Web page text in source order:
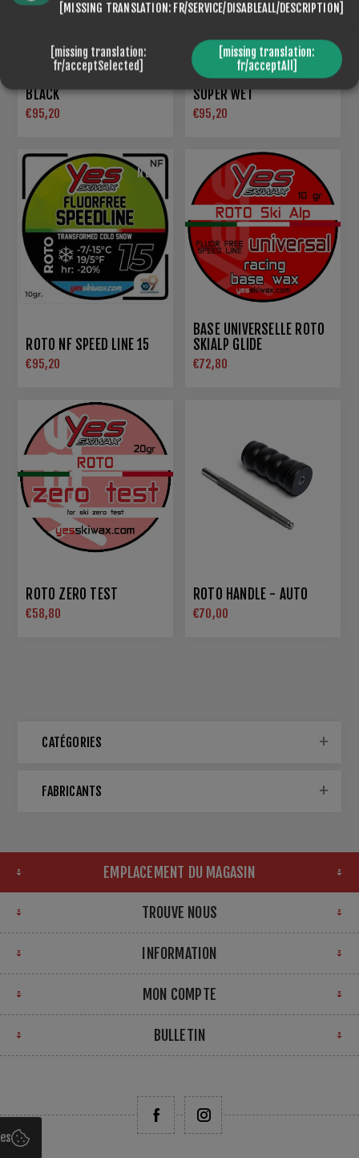
BLACK
€95,20
ROTO NF SPEED LINE
SUPER WET
€95,20
NEW
ROTO NF SPEED LINE 15
€95,20
BASE UNIVERSELLE ROTO
SKIALP GLIDE
€72,80
ROTO ZERO TEST
€58,80
ROTO HANDLE - AUTO
€70,00
CATÉGORIES
FABRICANTS
EMPLACEMENT DU MAGASIN
TROUVE NOUS
INFORMATION
MON COMPTE
BULLETIN
[MISSING TRANSLATION: FR/SERVICE/DISABLEALL/DESCRIPTION]
[missing translation:
fr/acceptSelected]
[missing translation:
fr/acceptAll]